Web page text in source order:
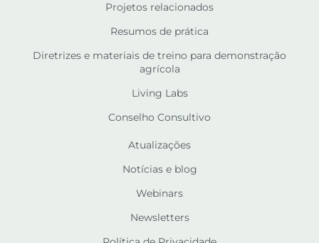
Projetos relacionados
Resumos de prática
Diretrizes e materiais de treino para demonstração
agrícola
Living Labs
Conselho Consultivo
Atualizações
Notícias e blog
Webinars
Newsletters